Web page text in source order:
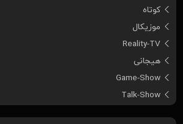
کوتاه
موزیکال
Reality-TV
هیجانی
Game-Show
Talk-Show